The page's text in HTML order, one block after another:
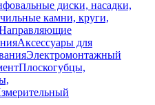
диски, насадки,
камни, круги,
Аксессуары для
Электромонтажный
Плоскогубцы,